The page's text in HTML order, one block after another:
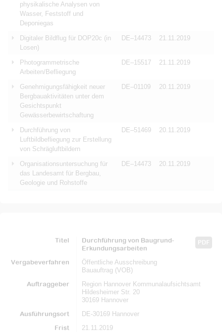
physikalische Analysen von
Wasser, Feststoff und
Deponiegas
Digitaler Bildflug für DOP20c (in
Losen)
DE–14473 21.11.2019
Photogrammetrische
Arbeiten/Befliegung
DE–15517 21.11.2019
Genehmigungsfähigkeit neuer
Bergbauaktivitäten unter dem
Gesichtspunkt
Gewässerbewirtschaftung
DE–01109 20.11.2019
Durchführung von
Luftbildbefliegung zur Erstellung
von Schrägluftbildern
DE–51469 20.11.2019
Organisationsuntersuchung für
das Landesamt für Bergbau,
Geologie und Rohstoffe
DE–14473 20.11.2019
Titel PDF
Durchführung von Baugrund-
Erkundungsarbeiten
Vergabeverfahren
Öffentliche Ausschreibung
Bauauftrag (VOB)
Auftraggeber
Region Hannover Kommunalaufsichtsamt
Hildesheimer Str. 20
30169 Hannover
Ausführungsort
DE-30169 Hannover
Frist
21.11.2019